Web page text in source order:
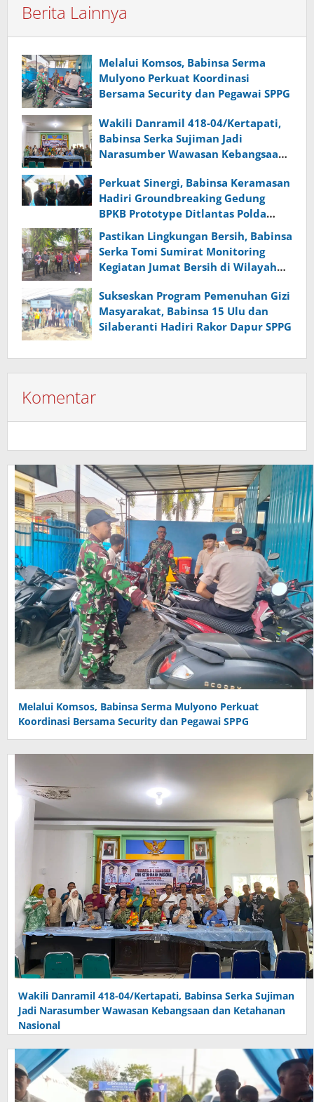
Berita Lainnya
Melalui Komsos, Babinsa Serma
Mulyono Perkuat Koordinasi
Bersama Security dan Pegawai SPPG
Wakili Danramil 418-04/Kertapati,
Babinsa Serka Sujiman Jadi
Narasumber Wawasan Kebangsaan
Perkuat Sinergi, Babinsa Keramasan
Hadiri Groundbreaking Gedung
BPKB Prototype Ditlantas Polda
Sumsel
Pastikan Lingkungan Bersih, Babinsa
Serka Tomi Sumirat Monitoring
Kegiatan Jumat Bersih di Wilayah
Sukseskan Program Pemenuhan Gizi
Masyarakat, Babinsa 15 Ulu dan
Silaberanti Hadiri Rakor Dapur SPPG
Komentar
Melalui Komsos, Babinsa Serma Mulyono Perkuat
Koordinasi Bersama Security dan Pegawai SPPG
Wakili Danramil 418-04/Kertapati, Babinsa Serka Sujiman
Jadi Narasumber Wawasan Kebangsaan dan Ketahanan
Nasional